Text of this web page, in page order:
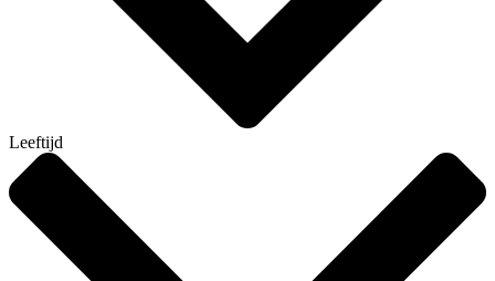
Leeftijd